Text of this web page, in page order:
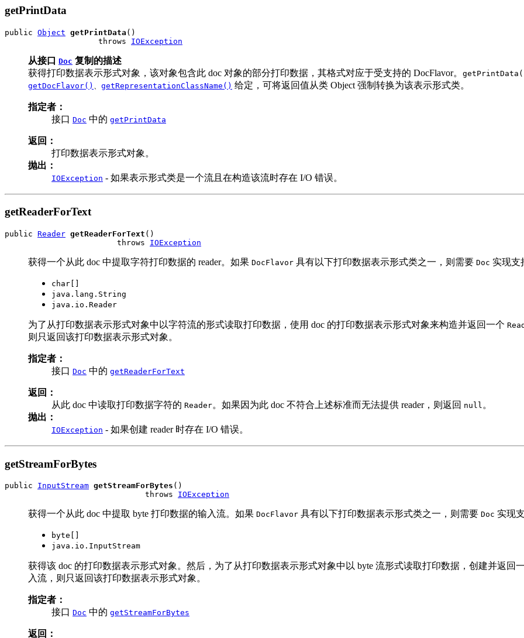
getPrintData
public Object getPrintData ()
                    throws
IOException
从接口 Doc 复制的描述
获得打印数据表示形式对象，该对象包含此 doc 对象的部分打印数据，其格式对应于受支持的 DocFlavor。
getDocFlavor()
getRepresentationClassName() 给定，可将返回值从类 Object 强制转换为该表示形式类。
指定者：
接口 Doc 中的 getPrintData
返回：
打印数据表示形式对象。
抛出：
IOException - 如果表示形式类是一个流且在构造该流时存在 I/O 错误。
getReaderForText
public Reader getReaderForText ()
                        throws
IOException
获得一个从此 doc 中提取字符打印数据的 reader。如果 DocFlavor 具有以下打印数据表示形式类之一，则需要 Doc 实现支
char[]
java.lang.String
java.io.Reader
为了从打印数据表示形式对象中以字符流的形式读取打印数据，使用 doc 的打印数据表示形式对象来构造并返回一个
则只返回该打印数据表示形式对象。
指定者：
接口 Doc 中的 getReaderForText
返回：
从此 doc 中读取打印数据字符的 Reader。如果因为此 doc 不符合上述标准而无法提供 reader，则返回 null 。
抛出：
IOException - 如果创建 reader 时存在 I/O 错误。
getStreamForBytes
public InputStream getStreamForBytes ()
                              throws
IOException
获得一个从此 doc 中提取 byte 打印数据的输入流。如果 DocFlavor 具有以下打印数据表示形式类之一，则需要 Doc 实现
byte[]
java.io.InputStream
获得该 doc 的打印数据表示形式对象。然后，为了从打印数据表示形式对象中以 byte 流形式读取打印数据，创建并返
入流，则只返回该打印数据表示形式对象。
指定者：
接口 Doc 中的 getStreamForBytes
返回：